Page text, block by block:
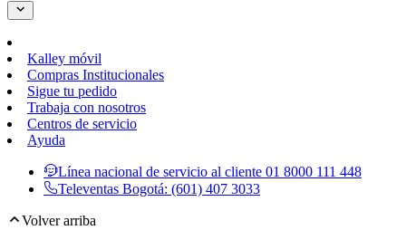
Kalley móvil
Compras Institucionales
Sigue tu pedido
Trabaja con nosotros
Centros de servicio
Ayuda
Línea nacional de servicio al cliente 01 8000 111 448
Televentas Bogotá: (601) 407 3033
Volver arriba